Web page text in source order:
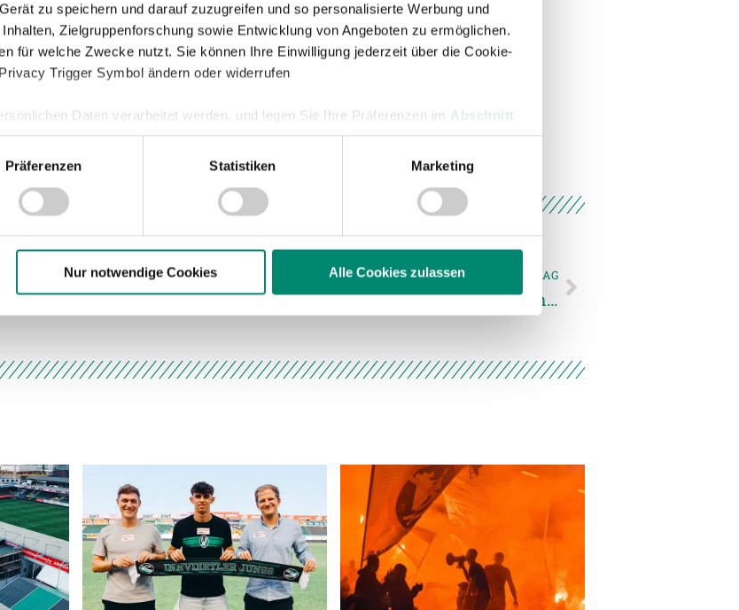
zu speichern und darauf zuzugreifen und so personalisierte Werbung und
Zielgruppenforschung sowie Entwicklung von Angeboten zu ermöglichen.
für welche Zwecke nutzt. Sie können Ihre Einwilligung jederzeit über die Cookie-
Trigger Symbol ändern oder widerrufen
Daten verarbeitet werden, und legen Sie Ihre Präferenzen im Abschnitt
analysieren. Außerdem geben wir Informationen zu Ihrer Verwendung unserer
Präferenzen Statistiken Marketing
Nur notwendige Cookies Alle Cookies zulassen
Christoph
Bereich Marketing zur
der
an der Privatuniversität
Marketing-Bereich der SV
NÄCHSTER NEWSEINTRAG
Angerschmid: „Wir wissen, wie man gegen Grödig spielen muss“